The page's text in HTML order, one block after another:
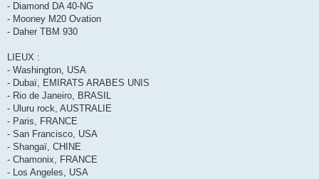
- Diamond DA 40-NG
- Mooney M20 Ovation
- Daher TBM 930
LIEUX :
- Washington, USA
- Dubaï, EMIRATS ARABES UNIS
- Rio de Janeiro, BRASIL
- Uluru rock, AUSTRALIE
- Paris, FRANCE
- San Francisco, USA
- Shangaï, CHINE
- Chamonix, FRANCE
- Los Angeles, USA